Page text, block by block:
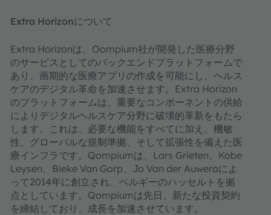
Extra Horizonについて
Extra Horizonは、Oompium社が開発した医療分野
のサービスとしてのバックエンドプラットフォームで
あり、画期的な医療アプリの作成を可能にし、ヘルス
ケアのデジタル革命を加速させます。Extra Horizon
のプラットフォームは、重要なコンポーネントの供給
によりデジタルヘルスケア分野に破壊的革新をもたら
します。これは、必要な機能をすべてに加え、機敏
性、グローバルな規制準拠、そして拡張性を備えた医
療インフラです。Qompiumは、Lars Grieten、Kobe
Leysen、Bieke Van Gorp、Jo Van der Auweraによ
って2014年に創立され、ベルギーのハッセルトを拠
点としています。Qompiumは先日、新たな投資契約
を締結しており、成長を加速させています。